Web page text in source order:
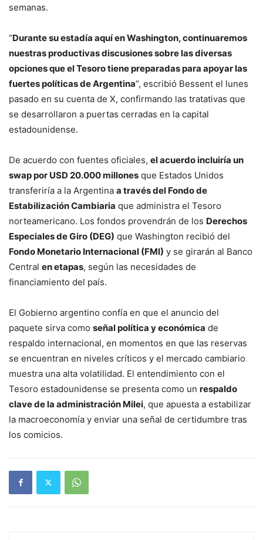
semanas.
“Durante su estadía aquí en Washington, continuaremos
nuestras productivas discusiones sobre las diversas
opciones que el Tesoro tiene preparadas para apoyar las
fuertes políticas de Argentina”, escribió Bessent el lunes
pasado en su cuenta de X, confirmando las tratativas que
se desarrollaron a puertas cerradas en la capital
estadounidense.
De acuerdo con fuentes oficiales, el acuerdo incluiría un
swap por USD 20.000 millones que Estados Unidos
transferiría a la Argentina a través del Fondo de
Estabilización Cambiaria que administra el Tesoro
norteamericano. Los fondos provendrán de los Derechos
Especiales de Giro (DEG) que Washington recibió del
Fondo Monetario Internacional (FMI) y se girarán al Banco
Central en etapas, según las necesidades de
financiamiento del país.
El Gobierno argentino confía en que el anuncio del
paquete sirva como señal política y económica de
respaldo internacional, en momentos en que las reservas
se encuentran en niveles críticos y el mercado cambiario
muestra una alta volatilidad. El entendimiento con el
Tesoro estadounidense se presenta como un respaldo
clave de la administración Milei, que apuesta a estabilizar
la macroeconomía y enviar una señal de certidumbre tras
los comicios.